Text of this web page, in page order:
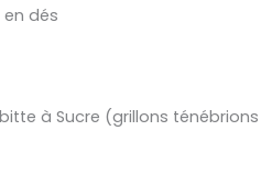
en dés
à Sucre (grillons ténébrions